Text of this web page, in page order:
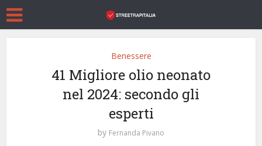
Benessere
41 Migliore olio neonato
nel 2024: secondo gli
esperti
by Fernanda Pivano